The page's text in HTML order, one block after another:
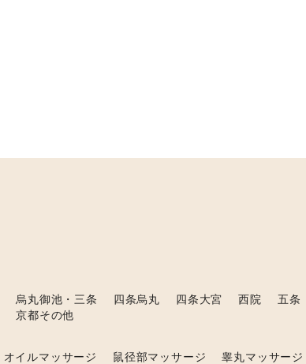
烏丸御池・三条 四条烏丸 四条大宮 西院 五条
京都その他
オイルマッサージ 鼠径部マッサージ 睾丸マッサージ